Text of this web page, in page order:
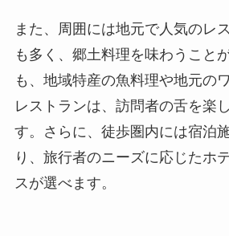
また、周囲には地元で人気のレ
も多く、郷土料理を味わうこと
も、地域特産の魚料理や地元の
レストランは、訪問者の舌を楽
す。さらに、徒歩圏内には宿泊
り、旅行者のニーズに応じたホ
スが選べます。